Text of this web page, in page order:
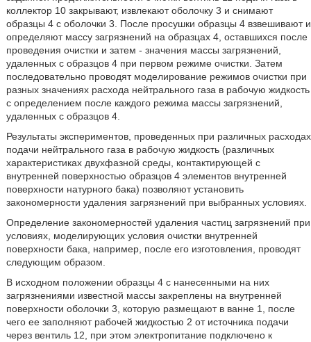
коллектор 10 закрывают, извлекают оболочку 3 и снимают
образцы 4 с оболочки 3. После просушки образцы 4 взвешивают и
определяют массу загрязнений на образцах 4, оставшихся после
проведения очистки и затем - значения массы загрязнений,
удаленных с образцов 4 при первом режиме очистки. Затем
последовательно проводят моделирование режимов очистки при
разных значениях расхода нейтрального газа в рабочую жидкость
с определением после каждого режима массы загрязнений,
удаленных с образцов 4.
Результаты экспериментов, проведенных при различных расходах
подачи нейтрального газа в рабочую жидкость (различных
характеристиках двухфазной среды, контактирующей с
внутренней поверхностью образцов 4 элементов внутренней
поверхности натурного бака) позволяют установить
закономерности удаления загрязнений при выбранных условиях.
Определение закономерностей удаления частиц загрязнений при
условиях, моделирующих условия очистки внутренней
поверхности бака, например, после его изготовления, проводят
следующим образом.
В исходном положении образцы 4 с нанесенными на них
загрязнениями известной массы закреплены на внутренней
поверхности оболочки 3, которую размещают в ванне 1, после
чего ее заполняют рабочей жидкостью 2 от источника подачи
через вентиль 12, при этом электропитание подключено к